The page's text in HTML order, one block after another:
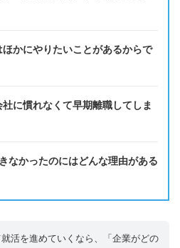
ほかにやりたいことがあるからで
社に慣れなくて早期離職してしま
なかったのにはどんな理由がある
活を進めていくなら、「企業がどの